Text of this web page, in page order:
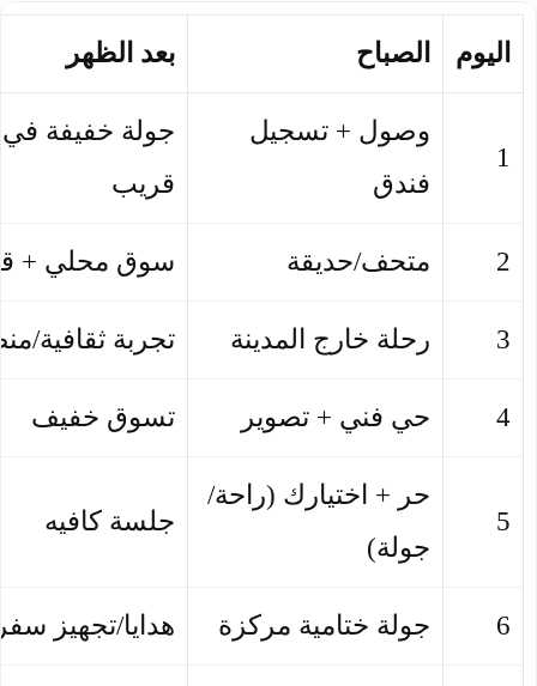
اليوم الصباح بعد الظهر
1
وصول + تسجيل
فندق
جولة خفيفة
قريب
2 متحف/حديقة سوق محلي +
3 رحلة خارج المدينة تجربة ثقافية/
4 حي فني + تصوير تسوق خفيف
5
حر + اختيارك (راحة/
جولة)
جلسة كافيه
6 جولة ختامية مركزة هدايا/تجهيز